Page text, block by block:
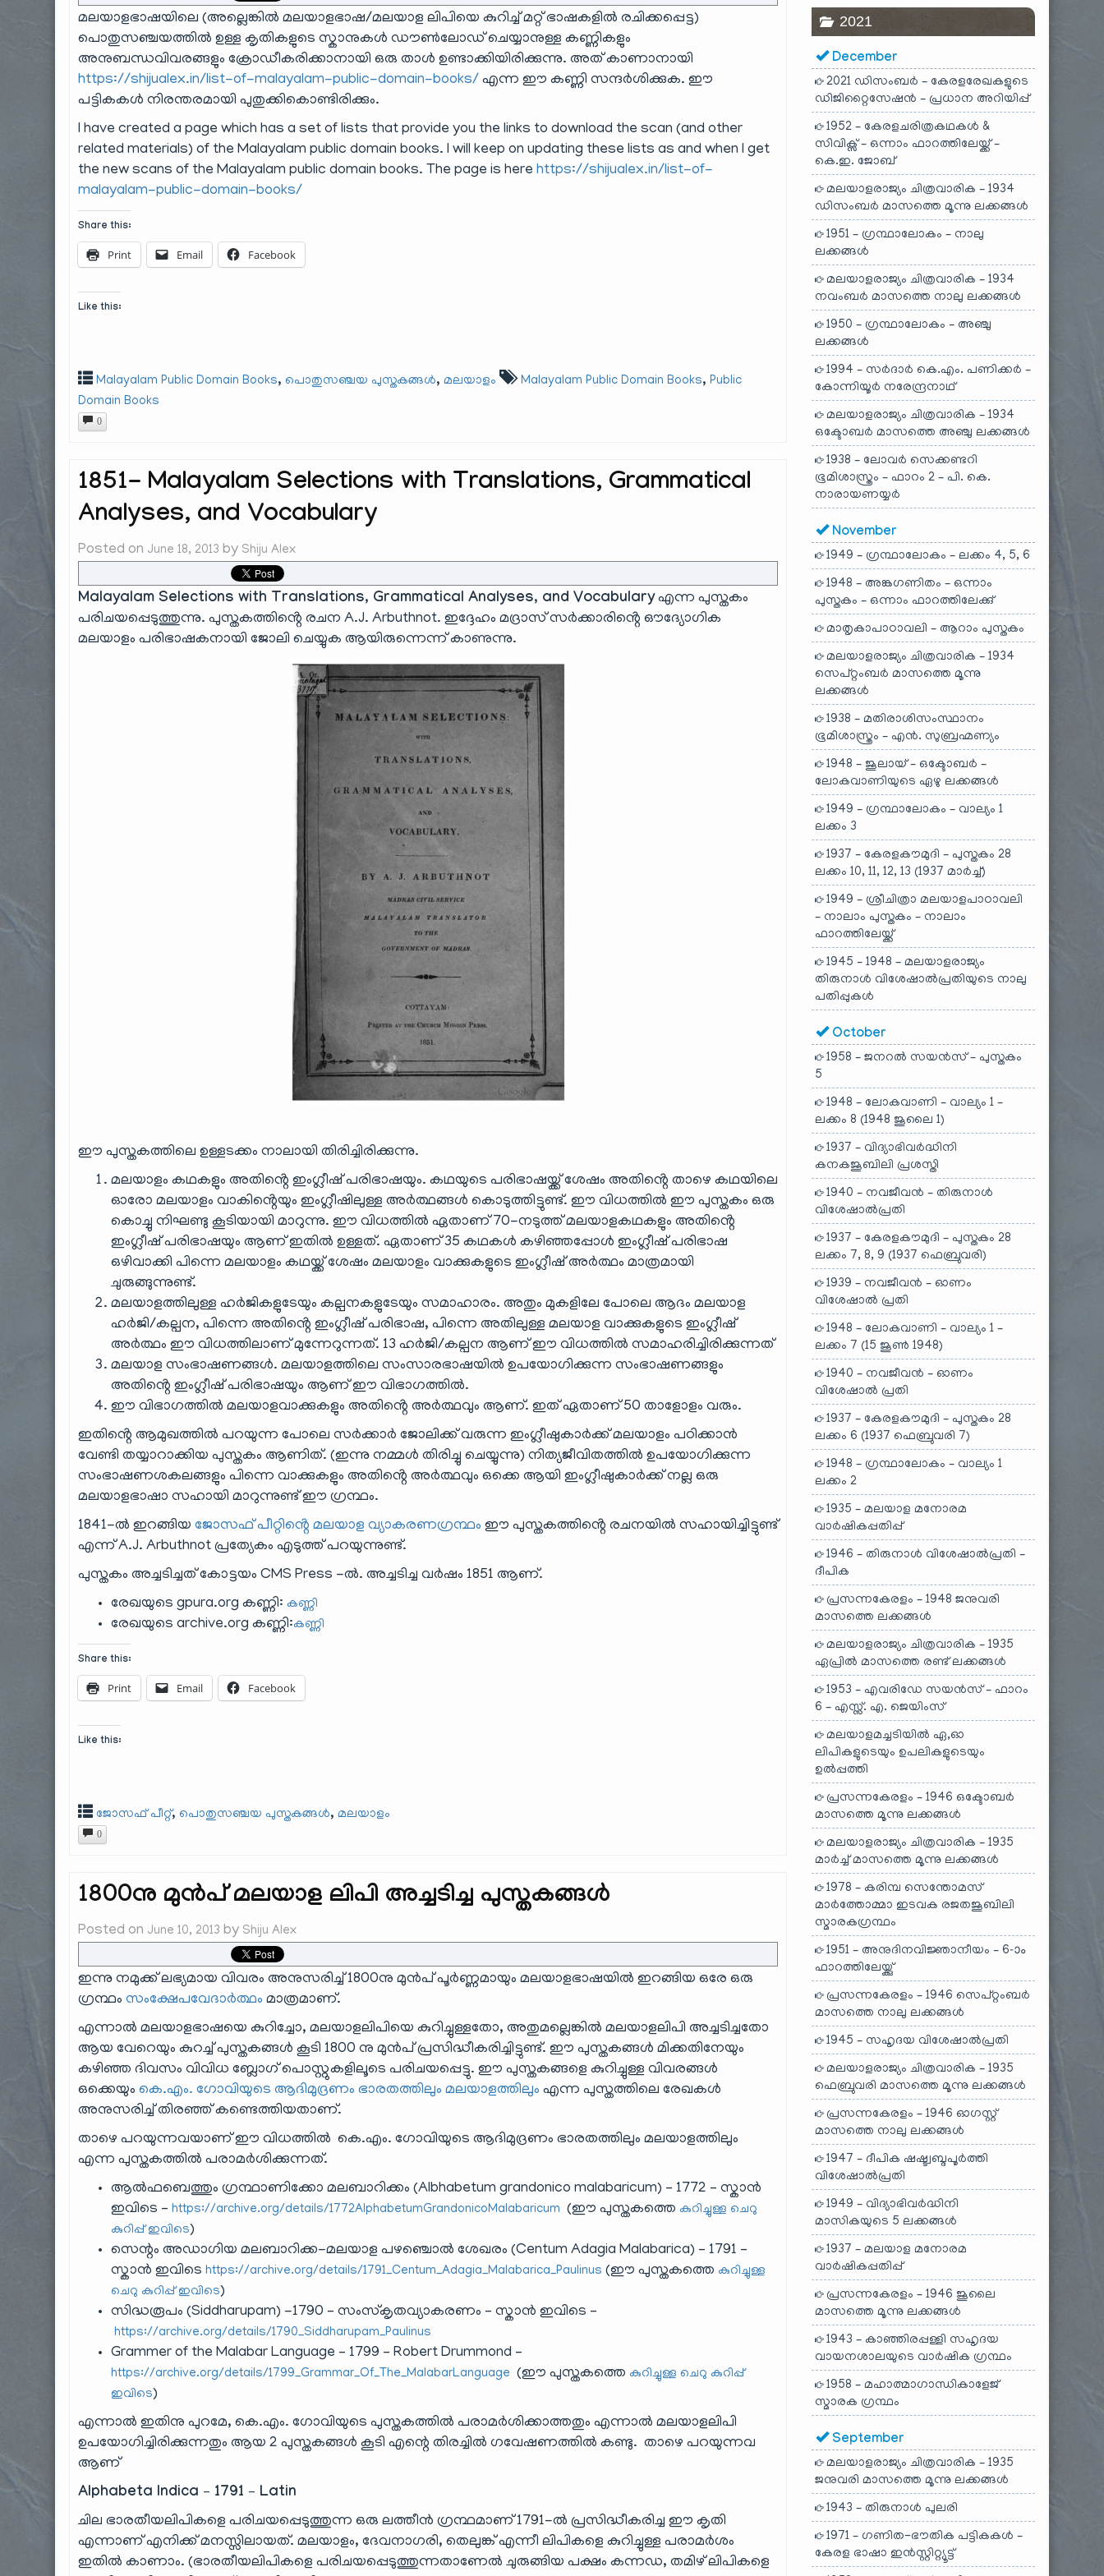
മലയാളഭാഷയിലെ (അല്ലെങ്കിൽ മലയാളഭാഷ/മലയാള ലിപിയെ കുറിച്ച് മറ്റ് ഭാഷകളിൽ രചിക്കപ്പെട്ട)
പൊതുസഞ്ചയത്തിൽ ഉള്ള കൃതികളുടെ സ്കാനുകൾ ഡൗൺലോഡ് ചെയ്യാനുള്ള കണ്ണികളും
അനുബന്ധവിവരങ്ങളും ക്രോഡീകരിക്കാനായി ഒരു താൾ ഉണ്ടാക്കിയിരിക്കുന്നു. അത് കാണാനായി
https://shijualex.in/list-of-malayalam-public-domain-books/ എന്ന ഈ കണ്ണി സന്ദർശിക്കുക. ഈ
പട്ടികകൾ നിരന്തരമായി പുതുക്കികൊണ്ടിരിക്കും.
I have created a page which has a set of lists that provide you the links to download the scan (and other
related materials) of the Malayalam public domain books. I will keep on updating these lists as and when I get
the new scans of the Malayalam public domain books. The page is herehttps://shijualex.in/list-of-
malayalam-public-domain-books/
Share this:
Print Email Facebook
Like this:
Malayalam Public Domain Books, പൊതുസഞ്ചയ പുസ്തകങ്ങൾ, മലയാളം Malayalam Public Domain Books,Public
Domain Books
0
1851- Malayalam Selections with Translations, Grammatical
Analyses, and Vocabulary
Posted on June 18, 2013 by Shiju Alex
Malayalam Selections with Translations, Grammatical Analyses, and Vocabularyഎന്ന പുസ്തകം
പരിചയപ്പെടുത്തുന്നു. പുസ്തകത്തിൻ്റെ രചന A.J. Arbuthnot. ഇദ്ദേഹം മദ്രാസ് സർക്കാരിൻ്റെ ഔദ്യോഗിക
മലയാളം പരിഭാഷകനായി ജോലി ചെയ്യുക ആയിരുന്നെന്ന് കാണുന്നു.
ഈ പുസ്തകത്തിലെ ഉള്ളടക്കം നാലായി തിരിച്ചിരിക്കുന്നു.
മലയാളം കഥകളും അതിൻ്റെ ഇംഗ്ലീഷ് പരിഭാഷയും. കഥയുടെ പരിഭാഷയ്ക്ക് ശേഷം അതിൻ്റെ താഴെ കഥയിലെ
ഓരോ മലയാളം വാകിൻ്റെയും ഇംഗ്ലീഷിലുള്ള അർത്ഥങ്ങൾ കൊടുത്തിട്ടുണ്ട്. ഈ വിധത്തിൽ ഈ പുസ്തകം ഒരു
കൊച്ചു നിഘണ്ടു കൂടിയായി മാറുന്നു. ഈ വിധത്തിൽ ഏതാണ് 70-നടുത്ത് മലയാളകഥകളും അതിൻ്റെ
ഇംഗ്ലീഷ് പരിഭാഷയും ആണ് ഇതിൽ ഉള്ളത്. ഏതാണ് 35 കഥകൾ കഴിഞ്ഞപ്പോൾ ഇംഗ്ലീഷ് പരിഭാഷ
ഒഴിവാക്കി പിന്നെ മലയാളം കഥയ്ക്ക് ശേഷം മലയാളം വാക്കുകളുടെ ഇംഗ്ലീഷ് അർത്ഥം മാത്രമായി
ചുരുങ്ങുന്നുണ്ട്.
മലയാളത്തിലുള്ള ഹർജികളുടേയും കല്പനകളുടേയും സമാഹാരം. അതും മുകളിലേ പോലെ ആദം മലയാള
ഹർജി/കല്പന, പിന്നെ അതിൻ്റെ ഇംഗ്ലീഷ് പരിഭാഷ, പിന്നെ അതിലുള്ള മലയാള വാക്കുകളുടെ ഇംഗ്ലീഷ്
അർത്ഥം ഈ വിധത്തിലാണ് മുന്നേറുന്നത്. 13 ഹർജി/കല്പന ആണ് ഈ വിധത്തിൽ സമാഹരിച്ചിരിക്കുന്നത്
മലയാള സംഭാഷണങ്ങൾ. മലയാളത്തിലെ സംസാരഭാഷയിൽ ഉപയോഗിക്കുന്ന സംഭാഷണങ്ങളും
അതിൻ്റെ ഇംഗ്ലീഷ് പരിഭാഷയും ആണ് ഈ വിഭാഗത്തിൽ.
ഈ വിഭാഗത്തിൽ മലയാളവാക്കുകളും അതിൻ്റെ അർത്ഥവും ആണ്. ഇത് ഏതാണ് 50 താളോളം വരും.
ഇതിൻ്റെ ആമുഖത്തിൽ പറയുന്ന പോലെ സർക്കാർ ജോലിക്ക് വരുന്ന ഇംഗ്ലീഷുകാർക്ക് മലയാളം പഠിക്കാൻ
വേണ്ടി തയ്യാറാക്കിയ പുസ്തകം ആണിത്. (ഇന്നു നമ്മൾ തിരിച്ചു ചെയ്യുന്നു) നിത്യജീവിതത്തിൽ ഉപയോഗിക്കുന്ന
സംഭാഷണശകലങ്ങളും പിന്നെ വാക്കുകളും അതിൻ്റെ അർത്ഥവും ഒക്കെ ആയി ഇംഗ്ലീഷുകാർക്ക് നല്ല ഒരു
മലയാളഭാഷാ സഹായി മാറുന്നുണ്ട് ഈ ഗ്രന്ഥം.
1841-ൽ ഇറങ്ങിയജോസഫ് പീറ്റിൻ്റെ മലയാള വ്യാകരണഗ്രന്ഥം ഈ പുസ്തകത്തിൻ്റെ രചനയിൽ സഹായിച്ചിട്ടുണ്ട്
എന്ന് A.J. Arbuthnot പ്രത്യേകം എടുത്ത് പറയുന്നുണ്ട്.
പുസ്തകം അച്ചടിച്ചത് കോട്ടയം CMS Press -ൽ. അച്ചടിച്ച വർഷം 1851 ആണ്.
രേഖയുടെ gpura.org കണ്ണി: കണ്ണി
രേഖയുടെ archive.org കണ്ണി:കണ്ണി
Share this:
Print Email Facebook
Like this:
ജോസഫ് പീറ്റ്, പൊതുസഞ്ചയ പുസ്തകങ്ങൾ, മലയാളം
0
1800നു മുൻപ് മലയാള ലിപി അച്ചടിച്ച പുസ്തകങ്ങൾ
Posted on June 10, 2013 by Shiju Alex
ഇന്നു നമുക്ക് ലഭ്യമായ വിവരം അനുസരിച്ച് 1800നു മുൻപ് പൂർണ്ണമായും മലയാളഭാഷയിൽ ഇറങ്ങിയ ഒരേ ഒരു
ഗ്രന്ഥംസംക്ഷേപവേദാർത്ഥം മാത്രമാണ്.
എന്നാൽ മലയാളഭാഷയെ കുറിച്ചോ, മലയാളലിപിയെ കുറിച്ചുള്ളതോ, അതുമല്ലെങ്കിൽ മലയാളലിപി അച്ചടിച്ചതോ
ആയ വേറെയും കുറച്ച് പുസ്തകങ്ങൾ കൂടി 1800 നു മുൻപ് പ്രസിദ്ധീകരിച്ചിട്ടുണ്ട്. ഈ പുസ്തകങ്ങൾ മിക്കതിനേയും
കഴിഞ്ഞ ദിവസം വിവിധ ബ്ലോഗ് പൊസ്റ്റുകളിലൂടെ പരിചയപ്പെട്ടു. ഈ പുസ്തകങ്ങളെ കുറിച്ചുള്ള വിവരങ്ങൾ
ഒക്കെയുംകെ.എം. ഗോവിയുടെ ആദിമുദ്രണം ഭാരതത്തിലും മലയാളത്തിലും എന്ന പുസ്തത്തിലെ രേഖകൾ
അനുസരിച്ച് തിരഞ്ഞ് കണ്ടെത്തിയതാണ്.
താഴെ പറയുന്നവയാണ് ഈ വിധത്തിൽ കെ.എം. ഗോവിയുടെ ആദിമുദ്രണം ഭാരതത്തിലും മലയാളത്തിലും
എന്ന പുസ്തകത്തിൽ പരാമർശിക്കുന്നത്.
ആൽഫബെത്തും ഗ്രന്ഥാണിക്കോ മലബാറിക്കം (Albhabetum grandonico malabaricum) – 1772 – സ്കാൻ
ഇവിടെ –https://archive.org/details/1772AlphabetumGrandonicoMalabaricum (ഈ പുസ്തകത്തെ കുറിച്ചുള്ള ചെറു
കുറിപ്പ് ഇവിടെ)
സെന്റം അഡാഗിയ മലബാറിക്ക-മലയാള പഴഞ്ചൊൽ ശേഖരം (Centum Adagia Malabarica) – 1791 –
സ്കാൻ ഇവിടെhttps://archive.org/details/1791_Centum_Adagia_Malabarica_Paulinus (ഈ പുസ്തകത്തെ കുറിച്ചുള്ള
ചെറു കുറിപ്പ് ഇവിടെ)
സിദ്ധരൂപം (Siddharupam) -1790 – സംസ്കൃതവ്യാകരണം – സ്കാൻ ഇവിടെ –
https://archive.org/details/1790_Siddharupam_Paulinus
Grammer of the Malabar Language – 1799 – Robert Drummond –
https://archive.org/details/1799_Grammar_Of_The_MalabarLanguage (ഈ പുസ്തകത്തെ കുറിച്ചുള്ള ചെറു കുറിപ്പ്
ഇവിടെ)
എന്നാൽ ഇതിനു പുറമേ, കെ.എം. ഗോവിയുടെ പുസ്തകത്തിൽ പരാമർശിക്കാത്തതും എന്നാൽ മലയാളലിപി
ഉപയോഗിച്ചിരിക്കുന്നതും ആയ 2 പുസ്തകങ്ങൾ കൂടി എന്റെ തിരച്ചിൽ ഗവേഷണത്തിൽ കണ്ടു. താഴെ പറയുന്നവ
ആണ്
Alphabeta Indica – 1791 – Latin
ചില ഭാരതീയലിപികളെ പരിചയപ്പെടുത്തുന്ന ഒരു ലത്തീൻ ഗ്രന്ഥമാണ് 1791-ൽ പ്രസിദ്ധീകരിച്ച ഈ കൃതി
എന്നാണ് എനിക്ക് മനസ്സിലായത്. മലയാളം, ദേവനാഗരി, തെലുങ്ക് എന്നീ ലിപികളെ കുറിച്ചുള്ള പരാമർശം
ഇതിൽ കാണാം. (ഭാരതീയലിപികളെ പരിചയപ്പെടുത്തുന്നതാണേൽ ചുരുങ്ങിയ പക്ഷം കന്നഡ, തമിഴ് ലിപികളെ
2021
December
2021 ഡിസംബർ – കേരളരേഖകളുടെ
ഡിജിറ്റൈസേഷൻ – പ്രധാന അറിയിപ്പ്
1952 – കേരളചരിത്രകഥകൾ &
സിവിക്സ് – ഒന്നാം ഫാറത്തിലേയ്ക്ക് –
കെ.ഇ. ജോബ്
മലയാളരാജ്യം ചിത്രവാരിക – 1934
ഡിസംബർ മാസത്തെ മൂന്നു ലക്കങ്ങൾ
1951 – ഗ്രന്ഥാലോകം – നാലു
ലക്കങ്ങൾ
മലയാളരാജ്യം ചിത്രവാരിക – 1934
നവംബർ മാസത്തെ നാലു ലക്കങ്ങൾ
1950 – ഗ്രന്ഥാലോകം – അഞ്ചു
ലക്കങ്ങൾ
1994 – സർദാർ കെ.എം. പണിക്കർ –
കോന്നിയൂർ നരേന്ദ്രനാഥ്
മലയാളരാജ്യം ചിത്രവാരിക – 1934
ഒക്ടോബർ മാസത്തെ അഞ്ചു ലക്കങ്ങൾ
1938 – ലോവർ സെക്കണ്ടറി
ഭൂമിശാസ്ത്രം – ഫാറം 2 – പി. കെ.
നാരായണയ്യർ
November
1949 – ഗ്രന്ഥാലോകം – ലക്കം 4, 5, 6
1948 – അങ്കഗണിതം – ഒന്നാം
പുസ്തകം – ഒന്നാം ഫാറത്തിലേക്കു്
മാതൃകാപാഠാവലി – ആറാം പുസ്തകം
മലയാളരാജ്യം ചിത്രവാരിക – 1934
സെപ്റ്റംബർ മാസത്തെ മൂന്നു
ലക്കങ്ങൾ
1938 – മതിരാശിസംസ്ഥാനം
ഭൂമിശാസ്ത്രം – എൻ. സുബ്രഹ്മണ്യം
1948 – ജൂലായ് – ഒക്ടോബർ –
ലോകവാണിയുടെ ഏഴു ലക്കങ്ങൾ
1949 – ഗ്രന്ഥാലോകം – വാല്യം 1
ലക്കം 3
1937 – കേരളകൗമുദി – പുസ്തകം 28
ലക്കം 10, 11, 12, 13 (1937 മാർച്ച്)
1949 – ശ്രീചിത്രാ മലയാളപാഠാവലി
– നാലാം പുസ്തകം – നാലാം
ഫാറത്തിലേയ്ക്ക്
1945 – 1948 – മലയാളരാജ്യം
തിരുനാൾ വിശേഷാൽപ്രതിയുടെ നാലു
പതിപ്പുകൾ
October
1958 – ജനറൽ സയൻസ് – പുസ്തകം
5
1948 – ലോകവാണി – വാല്യം 1 –
ലക്കം 8 (1948 ജൂലൈ 1)
1937 – വിദ്യാഭിവർദ്ധിനി
കനകജൂബിലി പ്രശസ്തി
1940 – നവജീവൻ – തിരുനാൾ
വിശേഷാൽപ്രതി
1937 – കേരളകൗമുദി – പുസ്തകം 28
ലക്കം 7, 8, 9 (1937 ഫെബ്രുവരി)
1939 – നവജീവൻ – ഓണം
വിശേഷാൽ പ്രതി
1948 – ലോകവാണി – വാല്യം 1 –
ലക്കം 7 (15 ജൂൺ 1948)
1940 – നവജീവൻ – ഓണം
വിശേഷാൽ പ്രതി
1937 – കേരളകൗമുദി – പുസ്തകം 28
ലക്കം 6 (1937 ഫെബ്രുവരി 7)
1948 – ഗ്രന്ഥാലോകം – വാല്യം 1
ലക്കം 2
1935 – മലയാള മനോരമ
വാർഷികപ്പതിപ്പ്
1946 – തിരുനാൾ വിശേഷാൽപ്രതി –
ദീപിക
പ്രസന്നകേരളം – 1948 ജനുവരി
മാസത്തെ ലക്കങ്ങൾ
മലയാളരാജ്യം ചിത്രവാരിക – 1935
ഏപ്രിൽ മാസത്തെ രണ്ട് ലക്കങ്ങൾ
1953 – എവരിഡേ സയൻസ് – ഫാറം
6 – എസ്സ്. എ. ജെയിംസ്
മലയാളമച്ചടിയിൽ ഏ,ഓ
ലിപികളുടെയും ഉപലികളുടെയും
ഉൽപ്പത്തി
പ്രസന്നകേരളം – 1946 ഒക്ടോബർ
മാസത്തെ മൂന്നു ലക്കങ്ങൾ
മലയാളരാജ്യം ചിത്രവാരിക – 1935
മാർച്ച് മാസത്തെ മൂന്നു ലക്കങ്ങൾ
1978 – കരിമ്പ സെന്തോമസ്
മാർത്തോമ്മാ ഇടവക രജതജൂബിലി
സ്മാരകഗ്രന്ഥം
1951 – അനുദിനവിജ്ഞാനീയം – 6-ാം
ഫാറത്തിലേയ്ക്കു്
പ്രസന്നകേരളം – 1946 സെപ്റ്റംബർ
മാസത്തെ നാലു ലക്കങ്ങൾ
1945 – സഹൃദയ വിശേഷാൽപ്രതി
മലയാളരാജ്യം ചിത്രവാരിക – 1935
ഫെബ്രുവരി മാസത്തെ മൂന്നു ലക്കങ്ങൾ
പ്രസന്നകേരളം – 1946 ഓഗസ്റ്റ്
മാസത്തെ നാലു ലക്കങ്ങൾ
1947 – ദീപിക ഷഷ്ട്വബ്ദപൂർത്തി
വിശേഷാൽപ്രതി
1949 – വിദ്യാഭിവർദ്ധിനി
മാസികയുടെ 5 ലക്കങ്ങൾ
1937 – മലയാള മനോരമ
വാർഷികപ്പതിപ്പ്
പ്രസന്നകേരളം – 1946 ജൂലൈ
മാസത്തെ മൂന്നു ലക്കങ്ങൾ
1943 – കാഞ്ഞിരപ്പള്ളി സഹൃദയ
വായനശാലയുടെ വാർഷിക ഗ്രന്ഥം
1958 – മഹാത്മാഗാന്ധികാളേജ്
സ്മാരക ഗ്രന്ഥം
September
മലയാളരാജ്യം ചിത്രവാരിക – 1935
ജനുവരി മാസത്തെ മൂന്നു ലക്കങ്ങൾ
1943 – തിരുനാൾ പുലരി
1971 – ഗണിത-ഭൗതിക പട്ടികകൾ –
കേരള ഭാഷാ ഇൻസ്റ്റിറ്റ്യൂട്ട്